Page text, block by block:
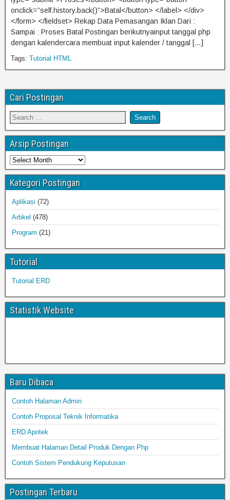
onclick=”self.history.back()”>Batal</button> </label> </div>
</form> </fieldset> Rekap Data Pemasangan Iklan Dari :
Sampai : Proses Batal Postingan berikutnyainput tanggal php
dengan kalendercara membuat input kalender / tanggal […]
Tags: Tutorial HTML
Cari Postingan
Arsip Postingan
Kategori Postingan
Aplikasi (72)
Artikel (478)
Program (21)
Tutorial
Tutorial ERD
Statistik Website
Baru Dibaca
Contoh Halaman Admin
Contoh Proposal Teknik Informatika
ERD Apotek
Membuat Halaman Detail Produk Dengan Php
Contoh Sistem Pendukung Keputusan
Postingan Terbaru